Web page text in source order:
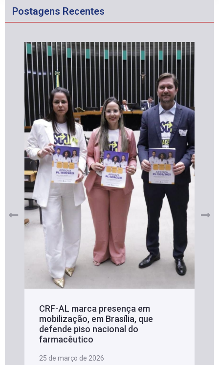
Postagens Recentes
CRF-AL marca presença em
mobilização, em Brasília, que
defende piso nacional do
farmacêutico
25 de março de 2026